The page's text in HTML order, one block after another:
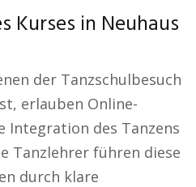
Kurses in Neuhaus
der Tanzschulbesuch
erlauben Online-
Integration des Tanzens
Tanzlehrer führen diese
durch klare